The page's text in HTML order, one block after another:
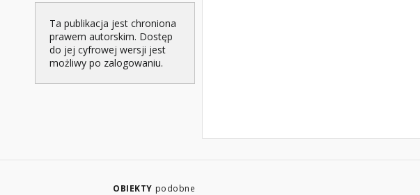
Ta publikacja jest chroniona
prawem autorskim. Dostęp
do jej cyfrowej wersji jest
możliwy po zalogowaniu.
OBIEKTY podobne